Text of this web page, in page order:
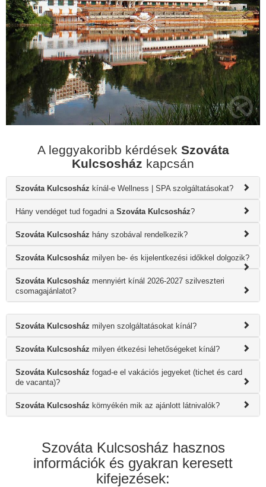
A leggyakoribb kérdések Szováta
Kulcsosház kapcsán
Szováta Kulcsosház kínál-e Wellness | SPA szolgáltatásokat?
Hány vendéget tud fogadni a Szováta Kulcsosház?
Szováta Kulcsosház hány szobával rendelkezik?
Szováta Kulcsosház milyen be- és kijelentkezési időkkel dolgozik?
Szováta Kulcsosház mennyiért kínál 2026-2027 szilveszteri
csomagajánlatot?
Szováta Kulcsosház milyen szolgáltatásokat kínál?
Szováta Kulcsosház milyen étkezési lehetőségeket kínál?
Szováta Kulcsosház fogad-e el vakációs jegyeket (tichet és card
de vacanta)?
Szováta Kulcsosház környékén mik az ajánlott látnivalók?
Szováta Kulcsosház hasznos
információk és gyakran keresett
kifejezések: